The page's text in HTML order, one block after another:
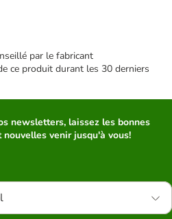
par le fabricant
ce produit durant les 30 derniers
newsletters, laissez les bonnes
venir jusqu'à vous!